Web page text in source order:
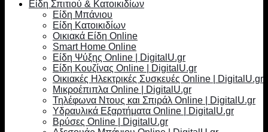
Είδη Σπιτιού & Κατοικιδίων
Είδη Μπάνιου
Είδη Κατοικιδίων
Οικιακά Είδη Online
Smart Home Online
Είδη Ψύξης Online | DigitalU.gr
Είδη Κουζίνας Online | DigitalU.gr
Οικιακές Ηλεκτρικές Συσκευές Online | DigitalU.gr
Μικροέπιπλα Online | DigitalU.gr
Τηλέφωνα Ντους και Σπιράλ Online | DigitalU.gr
Υδραυλικά Εξαρτήματα Online | DigitalU.gr
Βρύσες Online | DigitalU.gr